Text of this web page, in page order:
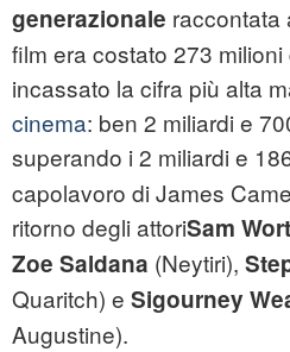
generazionale raccontata
film era costato 273
incassato la cifra più alta
cinema: ben 2 miliardi e
superando i 2 miliardi e
capolavoro di James
ritorno degli attoriSam
Zoe Saldana (Neytiri),
Quaritch) e Sigourney
Augustine).